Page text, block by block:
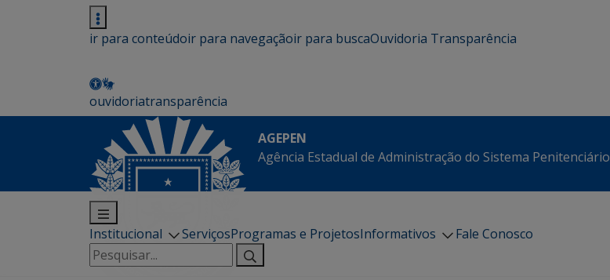
ir para conteúdoir para navegaçãoir para buscaOuvidoria Transparência
ouvidoriatransparência
AGEPEN
Agência Estadual de Administração do Sistema Penitenciário
Institucional ServiçosProgramas e ProjetosInformativos
Fale Conosco
Pesquisar
por: